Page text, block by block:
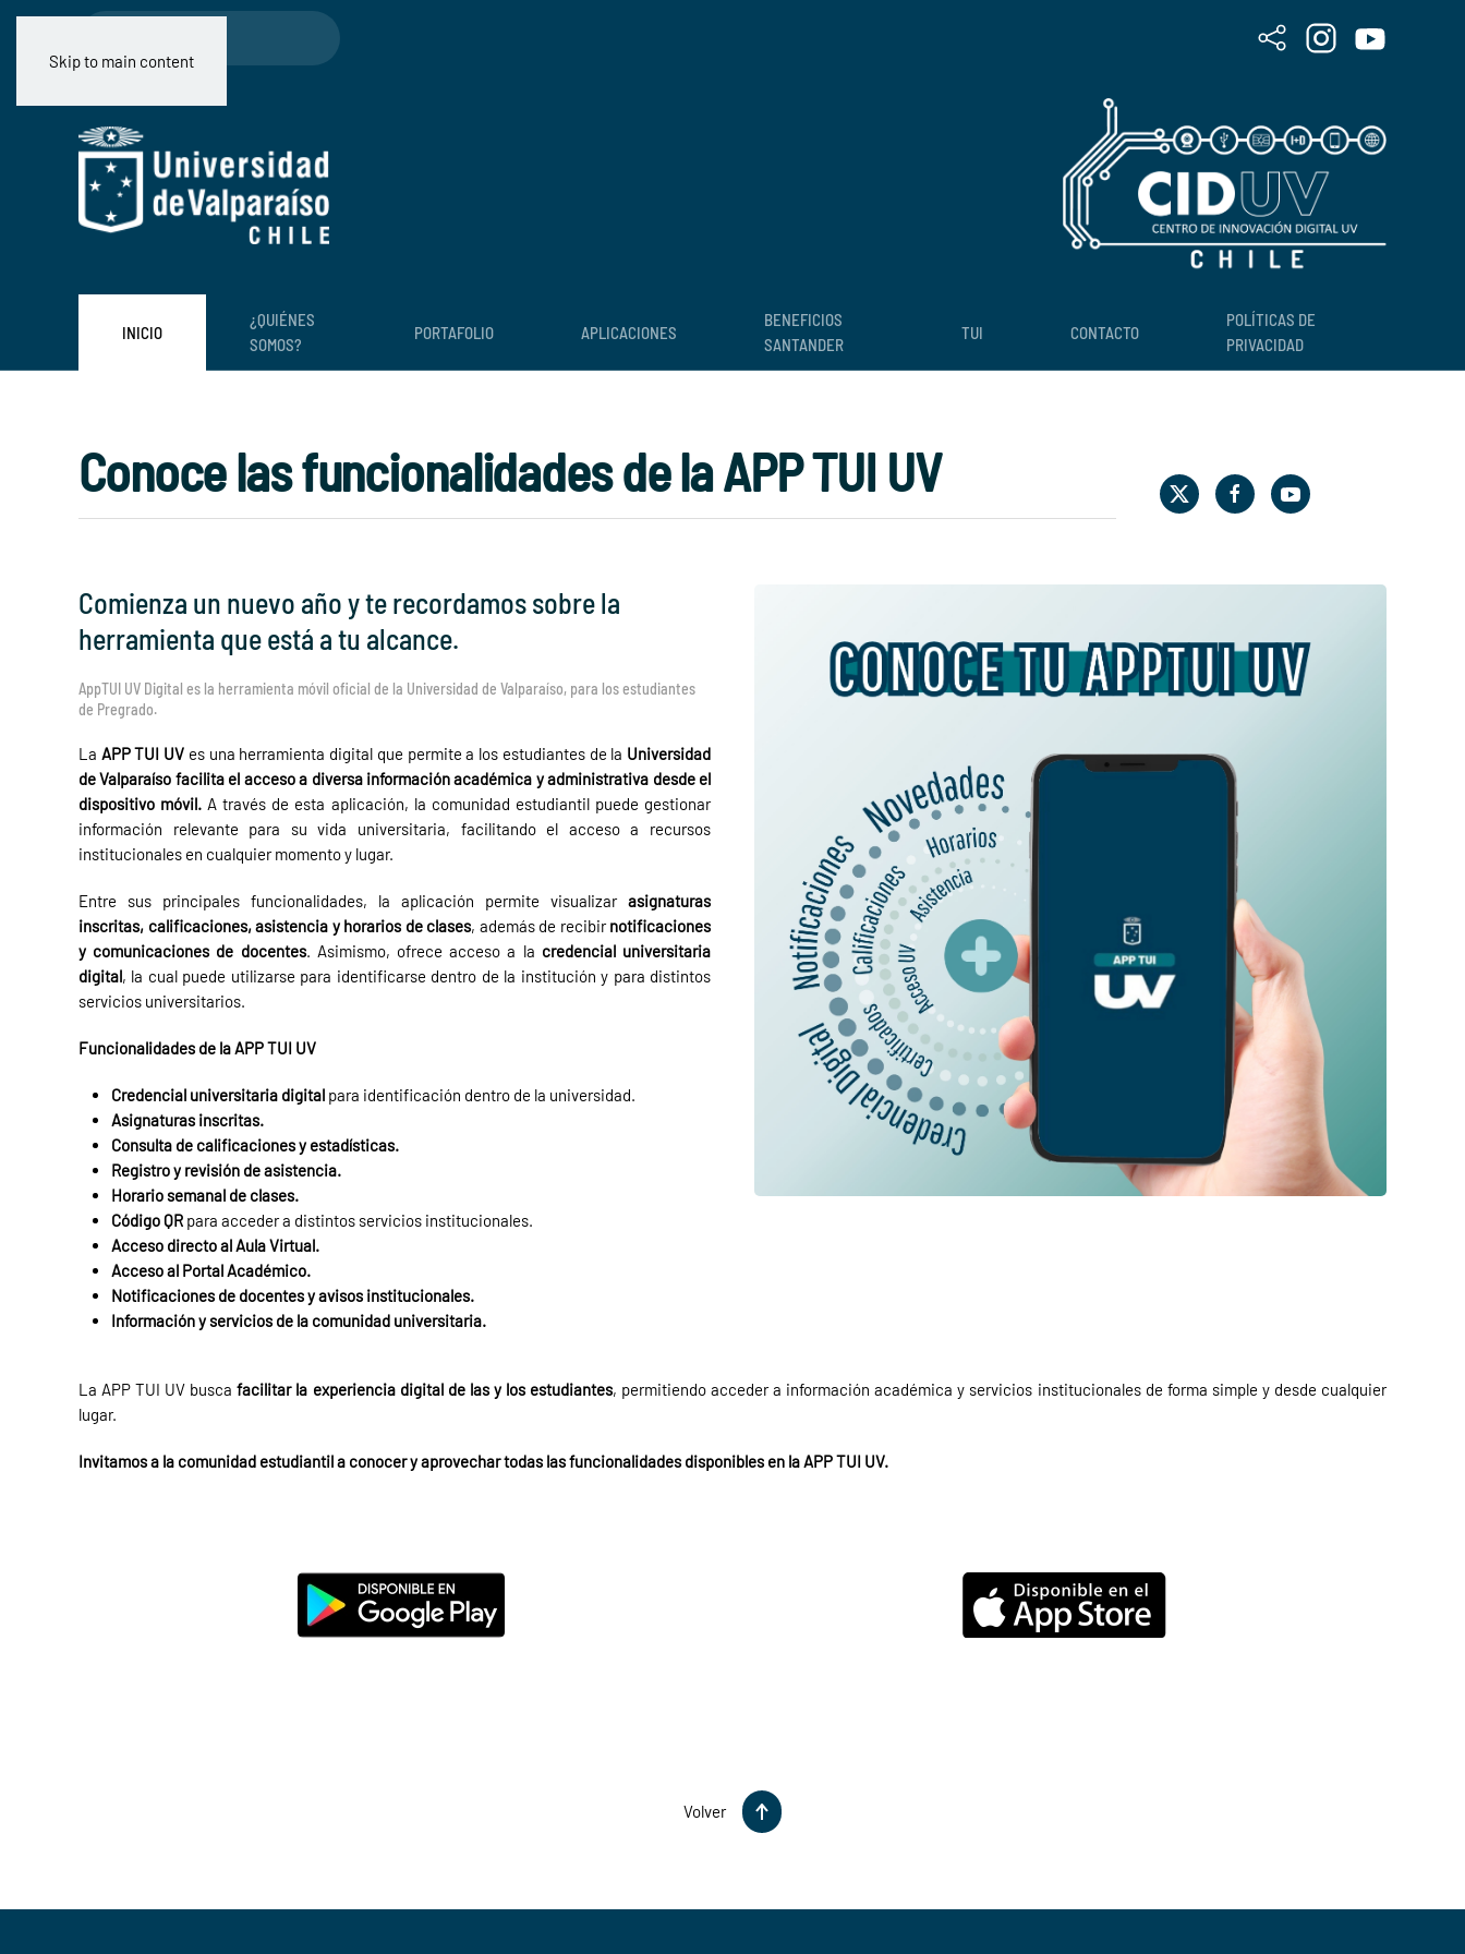
Skip to main content
INICIO
¿QUIÉNES
SOMOS?
PORTAFOLIO APLICACIONES
BENEFICIOS
SANTANDER
TUI CONTACTO
POLÍTICAS DE
PRIVACIDAD
Conoce las funcionalidades de la APP TUI UV
Comienza un nuevo año y te recordamos sobre la
herramienta que está a tu alcance.
AppTUI UV Digital es la herramienta móvil oficial de la Universidad de Valparaíso, para los estudiantes
de Pregrado.
La APP TUI UV es una herramienta digital que permite a los estudiantes de la Universidad
de Valparaíso facilita el acceso a diversa información académica y administrativa desde el
dispositivo móvil. A través de esta aplicación, la comunidad estudiantil puede gestionar
información relevante para su vida universitaria, facilitando el acceso a recursos
institucionales en cualquier momento y lugar.
Entre sus principales funcionalidades, la aplicación permite visualizar asignaturas
inscritas, calificaciones, asistencia y horarios de clases, además de recibirnotificaciones
y comunicaciones de docentes. Asimismo, ofrece acceso a la credencial universitaria
digital, la cual puede utilizarse para identificarse dentro de la institución y para distintos
servicios universitarios.
Funcionalidades de la APP TUI UV
Credencial universitaria digital para identificación dentro de la universidad.
Asignaturas inscritas.
Consulta de calificaciones y estadísticas.
Registro y revisión de asistencia.
Horario semanal de clases.
Código QR para acceder a distintos servicios institucionales.
Acceso directo al Aula Virtual.
Acceso al Portal Académico.
Notificaciones de docentes y avisos institucionales.
Información y servicios de la comunidad universitaria.
La APP TUI UV buscafacilitar la experiencia digital de las y los estudiantes, permitiendo acceder a información académica y servicios institucionales de forma simple y desde cualquier
lugar.
Invitamos a la comunidad estudiantil a conocer y aprovechar todas las funcionalidades disponibles en la APP TUI UV.
Volver